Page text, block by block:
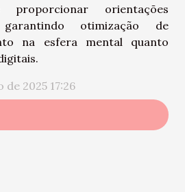
proporcionar orientações
garantindo otimização de
na esfera mental quanto
de 2025 17:26